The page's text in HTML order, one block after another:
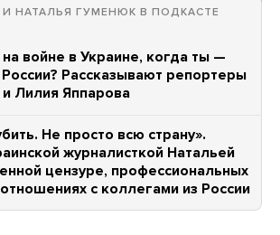
НАТАЛЬЯ ГУМЕНЮК В ПОДКАСТЕ
войне в Украине, когда ты —
Рассказывают репортеры
Лилия Яппарова
Не просто всю страну».
журналисткой Натальей
цензуре, профессиональных
с коллегами из России